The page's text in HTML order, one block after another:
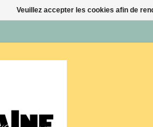
Veuillez accepter les cookies afin de